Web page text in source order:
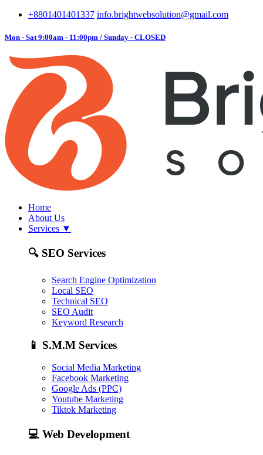
+8801401401337 info.brightwebsolution@gmail.com
Mon - Sat 9:00am - 11:00pm / Sunday - CLOSED
Home
About Us
Services ▼
🔍 SEO Services
Search Engine Optimization
Local SEO
Technical SEO
SEO Audit
Keyword Research
📱 S.M.M Services
Social Media Marketing
Facebook Marketing
Google Ads (PPC)
Youtube Marketing
Tiktok Marketing
💻 Web Development